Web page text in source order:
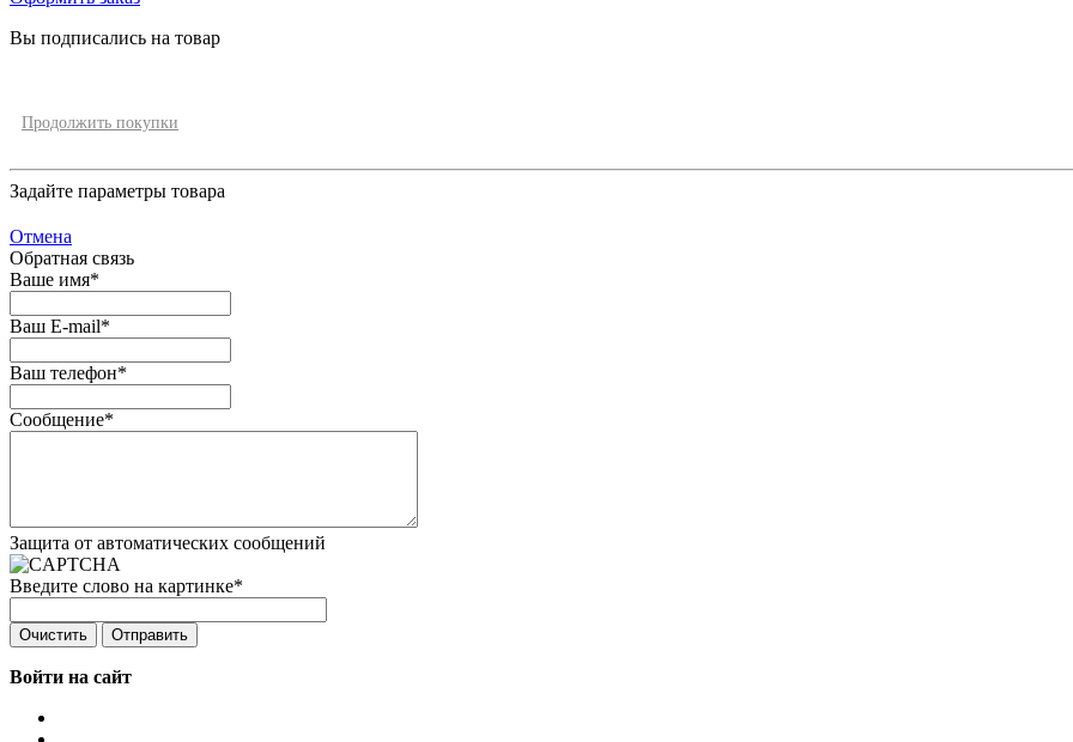
Вы подписались на товар
Продолжить покупки
Задайте параметры товара
Отмена
Обратная связь
Ваше имя*
Ваш E-mail*
Ваш телефон*
Сообщение*
Защита от автоматических сообщений
Введите слово на картинке*
Войти на сайт